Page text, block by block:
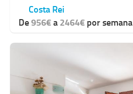
Costa Rei
De956€a2464€por semana